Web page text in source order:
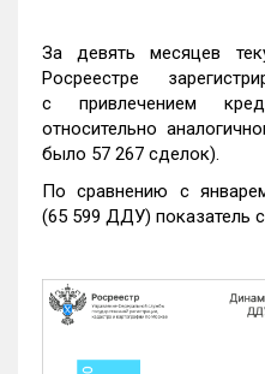
За девять месяцев
Росреестре
с привлечением
относительно
было 57 267 сделок).
По сравнению с
(65 599 ДДУ) показатель